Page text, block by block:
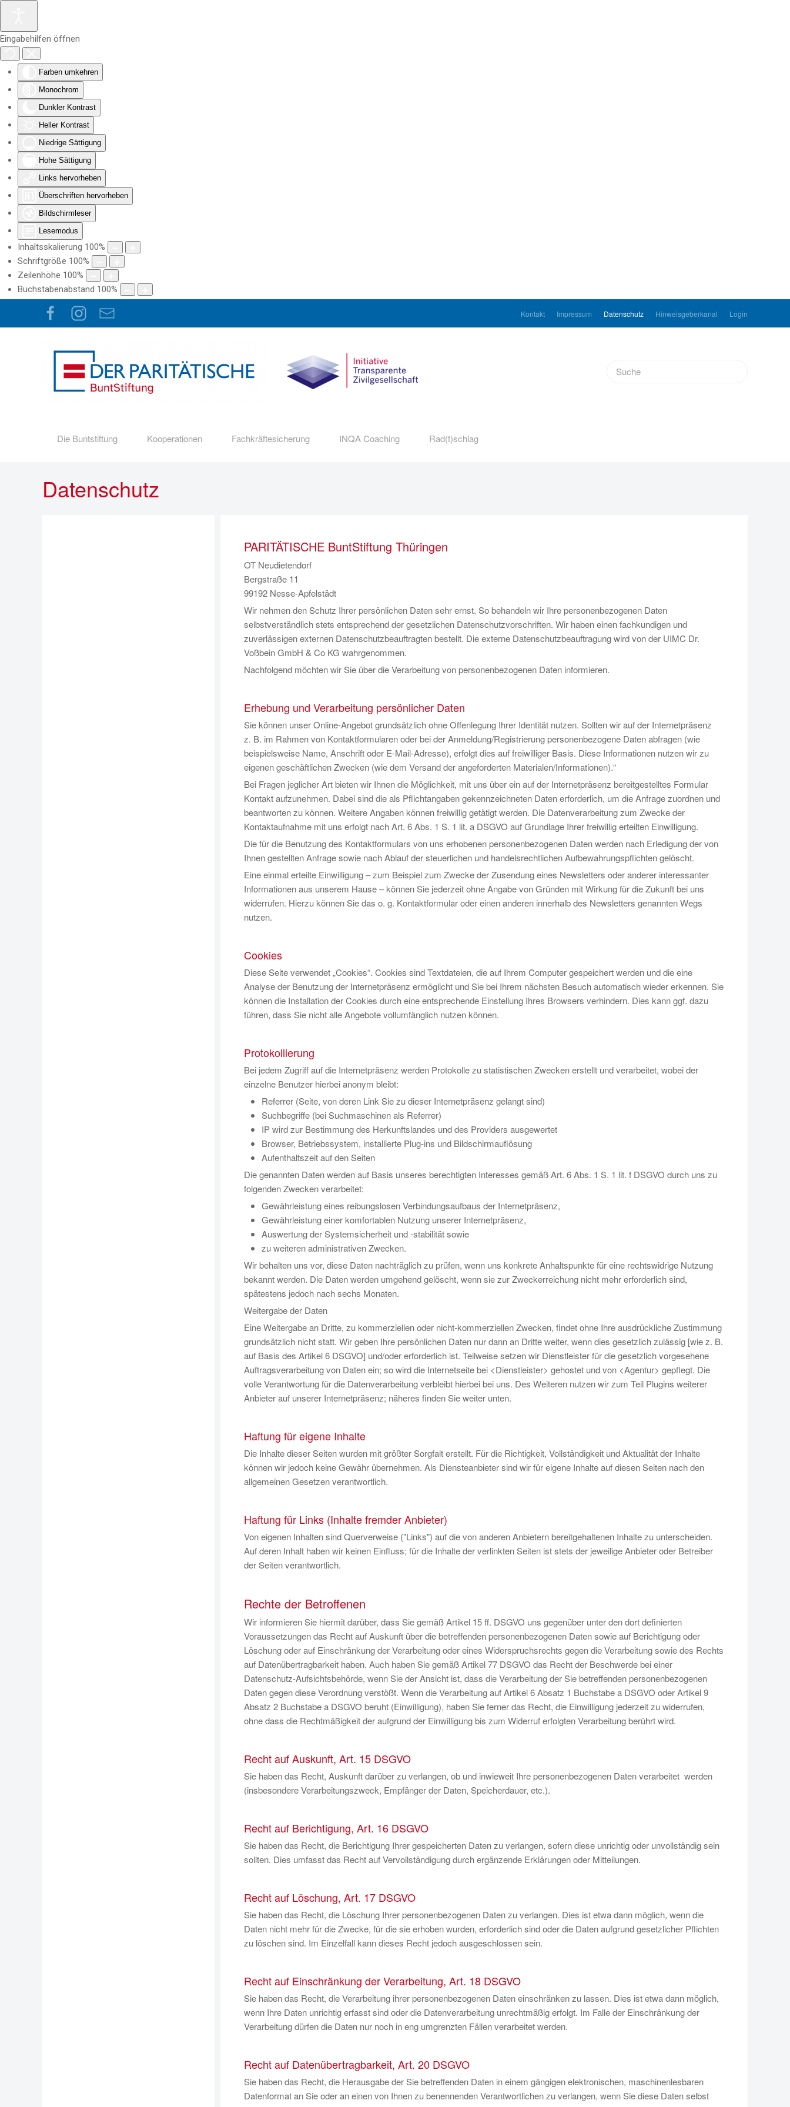
Eingabehilfen öffnen
Farben umkehren
Monochrom
Dunkler Kontrast
Heller Kontrast
Niedrige Sättigung
Hohe Sättigung
Links hervorheben
Überschriften hervorheben
Bildschirmleser
Lesemodus
Inhaltsskalierung 100%
Schriftgröße 100%
Zeilenhöhe 100%
Buchstabenabstand 100%
Kontakt Impressum Datenschutz Hinweisgeberkanal Login
Die Buntstiftung Kooperationen Fachkräftesicherung INQA Coaching Rad(t)schlag
Datenschutz
PARITÄTISCHE BuntStiftung Thüringen
OT Neudietendorf
Bergstraße 11
99192 Nesse-Apfelstädt
Wir nehmen den Schutz Ihrer persönlichen Daten sehr ernst. So behandeln wir Ihre personenbezogenen Daten
selbstverständlich stets entsprechend der gesetzlichen Datenschutzvorschriften. Wir haben einen fachkundigen und
zuverlässigen externen Datenschutzbeauftragten bestellt. Die externe Datenschutzbeauftragung wird von der UIMC Dr.
Voßbein GmbH & Co KG wahrgenommen.
Nachfolgend möchten wir Sie über die Verarbeitung von personenbezogenen Daten informieren.
Erhebung und Verarbeitung persönlicher Daten
Sie können unser Online-Angebot grundsätzlich ohne Offenlegung Ihrer Identität nutzen. Sollten wir auf der Internetpräsenz
z. B. im Rahmen von Kontaktformularen oder bei der Anmeldung/Registrierung personenbezogene Daten abfragen (wie
beispielsweise Name, Anschrift oder E-Mail-Adresse), erfolgt dies auf freiwilliger Basis. Diese Informationen nutzen wir zu
eigenen geschäftlichen Zwecken (wie dem Versand der angeforderten Materialen/Informationen).“
Bei Fragen jeglicher Art bieten wir Ihnen die Möglichkeit, mit uns über ein auf der Internetpräsenz bereitgestelltes Formular
Kontakt aufzunehmen. Dabei sind die als Pflichtangaben gekennzeichneten Daten erforderlich, um die Anfrage zuordnen und
beantworten zu können. Weitere Angaben können freiwillig getätigt werden. Die Datenverarbeitung zum Zwecke der
Kontaktaufnahme mit uns erfolgt nach Art. 6 Abs. 1 S. 1 lit. a DSGVO auf Grundlage Ihrer freiwillig erteilten Einwilligung.
Die für die Benutzung des Kontaktformulars von uns erhobenen personenbezogenen Daten werden nach Erledigung der von
Ihnen gestellten Anfrage sowie nach Ablauf der steuerlichen und handelsrechtlichen Aufbewahrungspflichten gelöscht.
Eine einmal erteilte Einwilligung – zum Beispiel zum Zwecke der Zusendung eines Newsletters oder anderer interessanter
Informationen aus unserem Hause – können Sie jederzeit ohne Angabe von Gründen mit Wirkung für die Zukunft bei uns
widerrufen. Hierzu können Sie das o. g. Kontaktformular oder einen anderen innerhalb des Newsletters genannten Wegs
nutzen.
Cookies
Diese Seite verwendet „Cookies“. Cookies sind Textdateien, die auf Ihrem Computer gespeichert werden und die eine
Analyse der Benutzung der Internetpräsenz ermöglicht und Sie bei Ihrem nächsten Besuch automatisch wieder erkennen. Sie
können die Installation der Cookies durch eine entsprechende Einstellung Ihres Browsers verhindern. Dies kann ggf. dazu
führen, dass Sie nicht alle Angebote vollumfänglich nutzen können.
Protokollierung
Bei jedem Zugriff auf die Internetpräsenz werden Protokolle zu statistischen Zwecken erstellt und verarbeitet, wobei der
einzelne Benutzer hierbei anonym bleibt:
Referrer (Seite, von deren Link Sie zu dieser Internetpräsenz gelangt sind)
Suchbegriffe (bei Suchmaschinen als Referrer)
IP wird zur Bestimmung des Herkunftslandes und des Providers ausgewertet
Browser, Betriebssystem, installierte Plug-ins und Bildschirmauflösung
Aufenthaltszeit auf den Seiten
Die genannten Daten werden auf Basis unseres berechtigten Interesses gemäß Art. 6 Abs. 1 S. 1 lit. f DSGVO durch uns zu
folgenden Zwecken verarbeitet:
Gewährleistung eines reibungslosen Verbindungsaufbaus der Internetpräsenz,
Gewährleistung einer komfortablen Nutzung unserer Internetpräsenz,
Auswertung der Systemsicherheit und -stabilität sowie
zu weiteren administrativen Zwecken.
Wir behalten uns vor, diese Daten nachträglich zu prüfen, wenn uns konkrete Anhaltspunkte für eine rechtswidrige Nutzung
bekannt werden. Die Daten werden umgehend gelöscht, wenn sie zur Zweckerreichung nicht mehr erforderlich sind,
spätestens jedoch nach sechs Monaten.
Weitergabe der Daten
Eine Weitergabe an Dritte, zu kommerziellen oder nicht-kommerziellen Zwecken, findet ohne Ihre ausdrückliche Zustimmung
grundsätzlich nicht statt. Wir geben Ihre persönlichen Daten nur dann an Dritte weiter, wenn dies gesetzlich zulässig [wie z. B.
auf Basis des Artikel 6 DSGVO] und/oder erforderlich ist. Teilweise setzen wir Dienstleister für die gesetzlich vorgesehene
Auftragsverarbeitung von Daten ein; so wird die Internetseite bei <Dienstleister> gehostet und von <Agentur> gepflegt. Die
volle Verantwortung für die Datenverarbeitung verbleibt hierbei bei uns. Des Weiteren nutzen wir zum Teil Plugins weiterer
Anbieter auf unserer Internetpräsenz; näheres finden Sie weiter unten.
Haftung für eigene Inhalte
Die Inhalte dieser Seiten wurden mit größter Sorgfalt erstellt. Für die Richtigkeit, Vollständigkeit und Aktualität der Inhalte
können wir jedoch keine Gewähr übernehmen. Als Diensteanbieter sind wir für eigene Inhalte auf diesen Seiten nach den
allgemeinen Gesetzen verantwortlich.
Haftung für Links (Inhalte fremder Anbieter)
Von eigenen Inhalten sind Querverweise ("Links") auf die von anderen Anbietern bereitgehaltenen Inhalte zu unterscheiden.
Auf deren Inhalt haben wir keinen Einfluss; für die Inhalte der verlinkten Seiten ist stets der jeweilige Anbieter oder Betreiber
der Seiten verantwortlich.
Rechte der Betroffenen
Wir informieren Sie hiermit darüber, dass Sie gemäß Artikel 15 ff. DSGVO uns gegenüber unter den dort definierten
Voraussetzungen das Recht auf Auskunft über die betreffenden personenbezogenen Daten sowie auf Berichtigung oder
Löschung oder auf Einschränkung der Verarbeitung oder eines Widerspruchsrechts gegen die Verarbeitung sowie des Rechts
auf Datenübertragbarkeit haben. Auch haben Sie gemäß Artikel 77 DSGVO das Recht der Beschwerde bei einer
Datenschutz-Aufsichtsbehörde, wenn Sie der Ansicht ist, dass die Verarbeitung der Sie betreffenden personenbezogenen
Daten gegen diese Verordnung verstößt. Wenn die Verarbeitung auf Artikel 6 Absatz 1 Buchstabe a DSGVO oder Artikel 9
Absatz 2 Buchstabe a DSGVO beruht (Einwilligung), haben Sie ferner das Recht, die Einwilligung jederzeit zu widerrufen,
ohne dass die Rechtmäßigkeit der aufgrund der Einwilligung bis zum Widerruf erfolgten Verarbeitung berührt wird.
Recht auf Auskunft, Art. 15 DSGVO
Sie haben das Recht, Auskunft darüber zu verlangen, ob und inwieweit Ihre personenbezogenen Daten verarbeitet werden
(insbesondere Verarbeitungszweck, Empfänger der Daten, Speicherdauer, etc.).
Recht auf Berichtigung, Art. 16 DSGVO
Sie haben das Recht, die Berichtigung Ihrer gespeicherten Daten zu verlangen, sofern diese unrichtig oder unvollständig sein
sollten. Dies umfasst das Recht auf Vervollständigung durch ergänzende Erklärungen oder Mitteilungen.
Recht auf Löschung, Art. 17 DSGVO
Sie haben das Recht, die Löschung Ihrer personenbezogenen Daten zu verlangen. Dies ist etwa dann möglich, wenn die
Daten nicht mehr für die Zwecke, für die sie erhoben wurden, erforderlich sind oder die Daten aufgrund gesetzlicher Pflichten
zu löschen sind. Im Einzelfall kann dieses Recht jedoch ausgeschlossen sein.
Recht auf Einschränkung der Verarbeitung, Art. 18 DSGVO
Sie haben das Recht, die Verarbeitung ihrer personenbezogenen Daten einschränken zu lassen. Dies ist etwa dann möglich,
wenn Ihre Daten unrichtig erfasst sind oder die Datenverarbeitung unrechtmäßig erfolgt. Im Falle der Einschränkung der
Verarbeitung dürfen die Daten nur noch in eng umgrenzten Fällen verarbeitet werden.
Recht auf Datenübertragbarkeit, Art. 20 DSGVO
Sie haben das Recht, die Herausgabe der Sie betreffenden Daten in einem gängigen elektronischen, maschinenlesbaren
Datenformat an Sie oder an einen von Ihnen zu benennenden Verantwortlichen zu verlangen, wenn Sie diese Daten selbst